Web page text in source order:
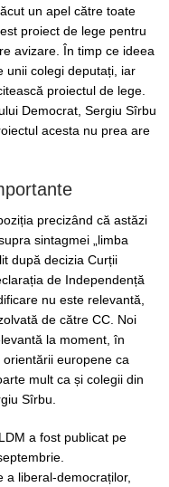
un apel către toate
proiect de lege pentru
avizare. În timp ce ideea
unii colegi deputați, iar
proiectul de lege.
Democrat, Sergiu Sîrbu
acesta nu prea are
precizând că astăzi
sintagmei „limba
după decizia Curții
de Independență
nu este relevantă,
de către CC. Noi
la moment, în
europene ca
mult ca și colegii din
Sîrbu.
a fost publicat pe
a liberal-democraților,